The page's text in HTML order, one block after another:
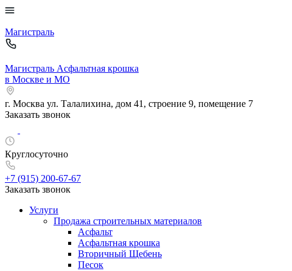
Магистраль
Магистраль Асфальтная крошка
в Москве и МО
г. Москва ул. Талалихина, дом 41, строение 9, помещение 7
Заказать звонок
Круглосуточно
+7 (915) 200-67-67
Заказать звонок
Услуги
Продажа строительных материалов
Асфальт
Асфальтная крошка
Вторичный Щебень
Песок